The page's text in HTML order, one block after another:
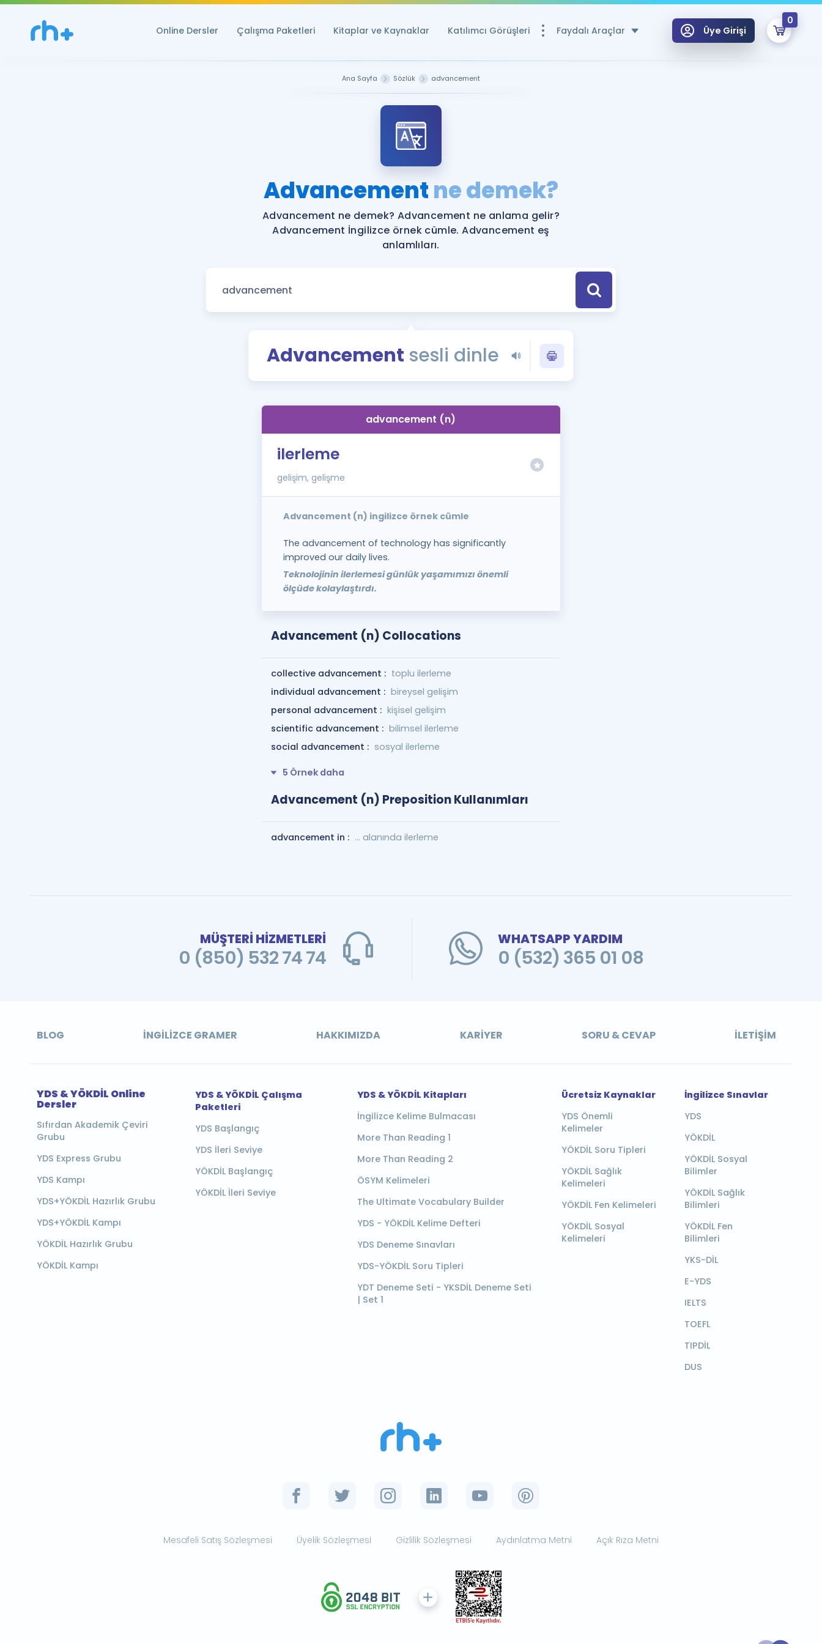
Online Dersler Çalışma Paketleri Kitaplar ve Kaynaklar Katılımcı Görüşleri Faydalı Araçlar
Ücretsiz Kaynaklar
YDS ve YÖKDİL Puan Hesaplama Aracı
YDS ve YÖKDİL'e Hazırlananlar için Öneriler
Eğitim ve Kitaplara Özel Fırsatlar
YDS - YÖKDİL Tüm Sınavlarla İlgili Haberler
İngilizce Gramer
İngilizce Gramer ve Konu Anlatımı
Üye Girişi
0
Remzi Hoca ile seni sınava hazırlayacak onlarca eğitim seni bekliyor!
Ana Sayfa Sözlük advancement
Advancementne demek?
Advancement ne demek? Advancement ne anlama gelir?
Advancement İngilizce örnek cümle. Advancement eş
anlamlıları.
Advancement sesli dinle
advancement (n)
ilerleme
gelişim, gelişme
Advancement (n) ingilizce örnek cümle
The advancement of technology has significantly
improved our daily lives.
Teknolojinin ilerlemesi günlük yaşamımızı önemli
ölçüde kolaylaştırdı.
Advancement (n) Collocations
collective advancement : toplu ilerleme
individual advancement : bireysel gelişim
personal advancement : kişisel gelişim
scientific advancement : bilimsel ilerleme
social advancement : sosyal ilerleme
5 Örnek daha
Advancement (n) Preposition Kullanımları
advancement in : ... alanında ilerleme
MÜŞTERİ HİZMETLERİ
0 (850) 532 74 74
WHATSAPP YARDIM
0 (532) 365 01 08
BLOG İNGILIZCE GRAMER HAKKIMIZDA KARIYER SORU & CEVAP İLETIŞIM
YDS & YÖKDİL Online
Dersler
Sıfırdan Akademik Çeviri
Grubu
YDS Express Grubu
YDS Kampı
YDS+YÖKDİL Hazırlık Grubu
YDS+YÖKDİL Kampı
YÖKDİL Hazırlık Grubu
YÖKDİL Kampı
YDS & YÖKDİL Çalışma
Paketleri
YDS Başlangıç
YDS İleri Seviye
YÖKDİL Başlangıç
YÖKDİL İleri Seviye
YDS & YÖKDİL Kitapları
İngilizce Kelime Bulmacası
More Than Reading 1
More Than Reading 2
ÖSYM Kelimeleri
The Ultimate Vocabulary Builder
YDS - YÖKDİL Kelime Defteri
YDS Deneme Sınavları
YDS-YÖKDİL Soru Tipleri
YDT Deneme Seti - YKSDİL Deneme Seti
| Set 1
Ücretsiz Kaynaklar
YDS Önemli
Kelimeler
YÖKDİL Soru Tipleri
YÖKDİL Sağlık
Kelimeleri
YÖKDİL Fen Kelimeleri
YÖKDİL Sosyal
Kelimeleri
İngilizce Sınavlar
YDS
YÖKDİL
YÖKDİL Sosyal
Bilimler
YÖKDİL Sağlık
Bilimleri
YÖKDİL Fen
Bilimleri
YKS-DİL
E-YDS
IELTS
TOEFL
TIPDİL
DUS
Mesafeli Satış Sözleşmesi Üyelik Sözleşmesi Gizlilik Sözleşmesi Aydınlatma Metni Açık Rıza Metni